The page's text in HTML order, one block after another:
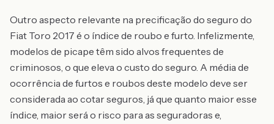
Outro aspecto relevante na precificação do seguro do
Fiat Toro 2017 é o índice de roubo e furto. Infelizmente,
modelos de picape têm sido alvos frequentes de
criminosos, o que eleva o custo do seguro. A média de
ocorrência de furtos e roubos deste modelo deve ser
considerada ao cotar seguros, já que quanto maior esse
índice, maior será o risco para as seguradoras e,